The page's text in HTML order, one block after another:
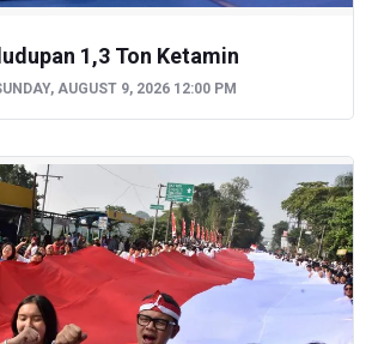
1,3 Ton Ketamin
AUGUST 9, 2026 12:00 PM